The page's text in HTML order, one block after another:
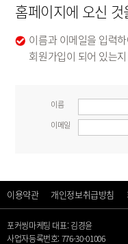
홈페이지에 오신
이름과 이메일을 입력
회원가입이 되어 있는
이름
이메일
이용약관 개인정보취급방침
포커씽마케팅 대표: 김경윤
사업자등록번호: 776-30-01006